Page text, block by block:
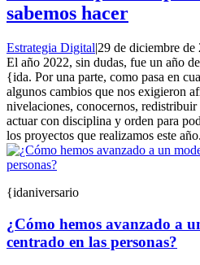
sabemos hacer
Estrategia Digital|29 de diciembre de
El año 2022, sin dudas, fue un año
{ida. Por una parte, como pasa en
algunos cambios que nos exigieron
nivelaciones, conocernos, redistribuir
actuar con disciplina y orden para
los proyectos que realizamos este
{idaniversario
¿Cómo hemos avanzado a
centrado en las personas?